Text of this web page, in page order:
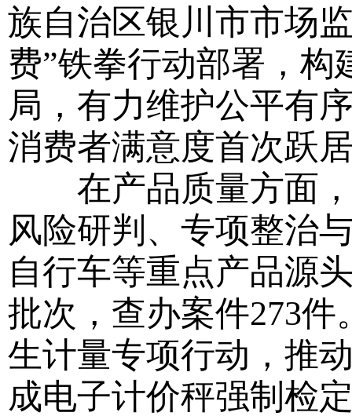
族自治区银川市市场
费”铁拳行动部署，构
局，有力维护公平有
消费者满意度首次跃
在产品质量方面，
风险研判、专项整治
自行车等重点产品源
批次，查办案件273
生计量专项行动，推
成电子计价秤强制检